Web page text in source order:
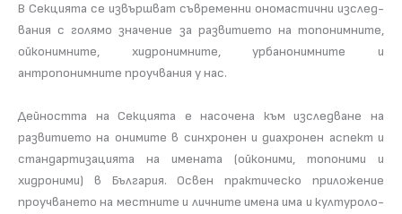
В Секцията се извършват съвременни оно­мас­тич­ни из­след­
вания с голямо значение за развитието на топонимните,
ойконимните, хидро­ним­ни­те, урбанонимните и
антропонимните проучвания у нас.
Дейността на Секцията е насочена към изследване на
развитието на онимите в синхронен и диахронен аспект и
стандартизацията на имената (ойконими, топоними и
хидроними) в България. Освен прак­ти­чес­ко приложение
проучването на местните и личните имена има и културо­ло­